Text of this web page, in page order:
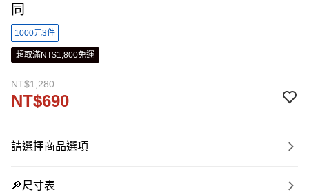
同
1000元3件
超取滿NT$1,800免運
NT$1,280
NT$690
請選擇商品選項
🔎尺寸表